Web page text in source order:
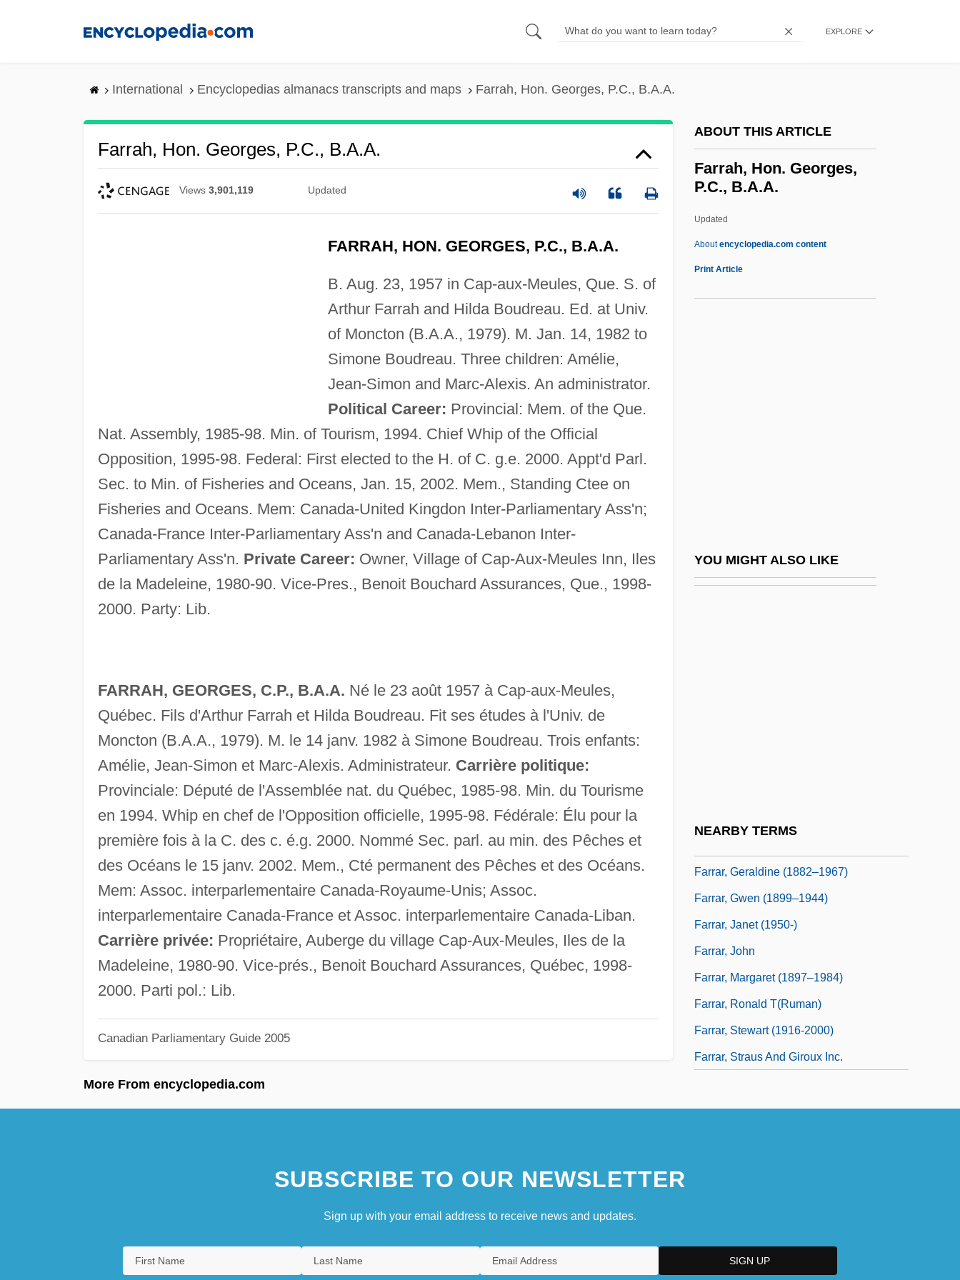
EXPLORE
International Encyclopedias almanacs transcripts and maps Farrah, Hon. Georges, P.C., B.A.A.
Farrah, Hon. Georges, P.C., B.A.A.
Views 3,901,119 Updated
FARRAH, HON. GEORGES, P.C., B.A.A.
B. Aug. 23, 1957 in Cap-aux-Meules, Que. S. of
Arthur Farrah and Hilda Boudreau. Ed. at Univ.
of Moncton (B.A.A., 1979). M. Jan. 14, 1982 to
Simone Boudreau. Three children: Amélie,
Jean-Simon and Marc-Alexis. An administrator.
Political Career: Provincial: Mem. of the Que.
Nat. Assembly, 1985-98. Min. of Tourism, 1994. Chief Whip of the Official
Opposition, 1995-98. Federal: First elected to the H. of C. g.e. 2000. Appt'd Parl.
Sec. to Min. of Fisheries and Oceans, Jan. 15, 2002. Mem., Standing Ctee on
Fisheries and Oceans. Mem: Canada-United Kingdon Inter-Parliamentary Ass'n;
Canada-France Inter-Parliamentary Ass'n and Canada-Lebanon Inter-
Parliamentary Ass'n. Private Career: Owner, Village of Cap-Aux-Meules Inn, Iles
de la Madeleine, 1980-90. Vice-Pres., Benoit Bouchard Assurances, Que., 1998-
2000. Party: Lib.
FARRAH, GEORGES, C.P., B.A.A. Né le 23 août 1957 à Cap-aux-Meules,
Québec. Fils d'Arthur Farrah et Hilda Boudreau. Fit ses études à l'Univ. de
Moncton (B.A.A., 1979). M. le 14 janv. 1982 à Simone Boudreau. Trois enfants:
Amélie, Jean-Simon et Marc-Alexis. Administrateur. Carrière politique:
Provinciale: Député de l'Assemblée nat. du Québec, 1985-98. Min. du Tourisme
en 1994. Whip en chef de l'Opposition officielle, 1995-98. Fédérale: Élu pour la
première fois à la C. des c. é.g. 2000. Nommé Sec. parl. au min. des Pêches et
des Océans le 15 janv. 2002. Mem., Cté permanent des Pêches et des Océans.
Mem: Assoc. interparlementaire Canada-Royaume-Unis; Assoc.
interparlementaire Canada-France et Assoc. interparlementaire Canada-Liban.
Carrière privée: Propriétaire, Auberge du village Cap-Aux-Meules, Iles de la
Madeleine, 1980-90. Vice-prés., Benoit Bouchard Assurances, Québec, 1998-
2000. Parti pol.: Lib.
Canadian Parliamentary Guide 2005
More From encyclopedia.com
ABOUT THIS ARTICLE
Farrah, Hon. Georges,
P.C., B.A.A.
Updated
Aboutencyclopedia.com content
Print Article
YOU MIGHT ALSO LIKE
NEARBY TERMS
Farr, Dennis 1929-2006
Farquhar, Marilyn (1928–)
Farquhar, John Nicol
Farquhar, David (Andross)
Farquhar
Farouk Systems, Inc.
Farouche
Farran, Roy Alexander 1921-2006
Farrand, Beatrix Cadwaladar Jones
Farrar, Geraldine (1882–1967)
Farrar, Gwen (1899–1944)
Farrar, Janet (1950-)
Farrar, John
Farrar, Margaret (1897–1984)
Farrar, Ronald T(ruman)
Farrar, Stewart (1916-2000)
Farrar, Straus And Giroux Inc.
SUBSCRIBE TO OUR NEWSLETTER
Sign up with your email address to receive news and updates.